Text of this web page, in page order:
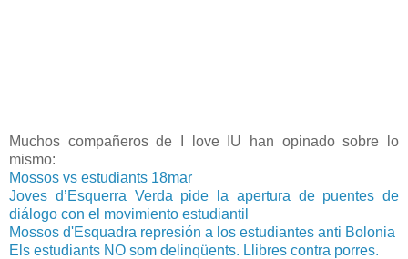
Muchos compañeros de I love IU han opinado sobre lo
mismo:
Mossos vs estudiants 18mar
Joves d’Esquerra Verda pide la apertura de puentes de
diálogo con el movimiento estudiantil
Mossos d'Esquadra represión a los estudiantes anti Bolonia
Els estudiants NO som delinqüents. Llibres contra porres.